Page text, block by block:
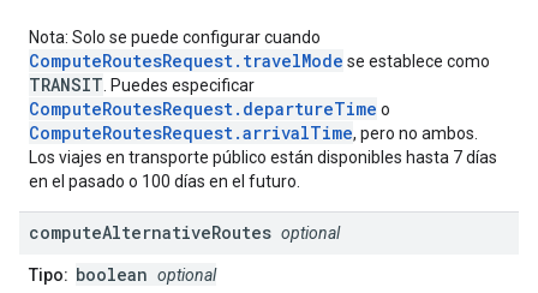
Nota: Solo se puede configurar cuando
ComputeRoutesRequest.travelMode se establece como
TRANSIT . Puedes especificar
ComputeRoutesRequest.departureTime o
ComputeRoutesRequest.arrivalTime, pero no ambos.
Los viajes en transporte público están disponibles hasta 7 días
en el pasado o 100 días en el futuro.
computeAlternativeRoutes optional
Tipo: boolean optional